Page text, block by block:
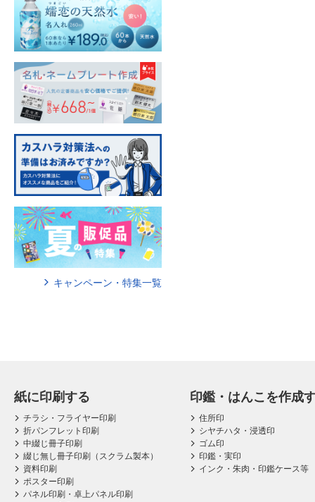
キャンペーン・特集一覧
紙に印刷する
チラシ・フライヤー印刷
折パンフレット印刷
中綴じ冊子印刷
綴じ無し冊子印刷（スクラム製本）
資料印刷
ポスター印刷
パネル印刷・卓上パネル印刷
印鑑・はんこを作成
住所印
シヤチハタ・浸透印
ゴム印
印鑑・実印
インク・朱肉・印鑑ケース等